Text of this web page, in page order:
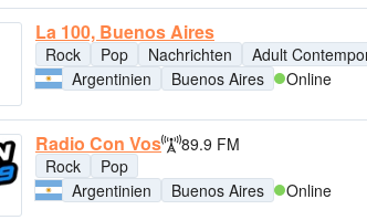
La 100, Buenos Aires
Rock Pop Nachrichten Adult
Argentinien
Buenos Aires Online
Radio Con Vos
89.9 FM
Rock
Pop
Argentinien
Buenos Aires Online